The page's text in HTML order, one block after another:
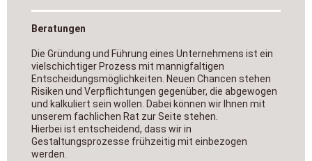
Beratungen
Die Gründung und Führung eines Unternehmens ist ein
vielschichtiger Prozess mit mannigfaltigen
Entscheidungsmöglichkeiten. Neuen Chancen stehen
Risiken und Verpflichtungen gegenüber, die abgewogen
und kalkuliert sein wollen. Dabei können wir Ihnen mit
unserem fachlichen Rat zur Seite stehen.
Hierbei ist entscheidend, dass wir in
Gestaltungsprozesse frühzeitig mit einbezogen
werden.